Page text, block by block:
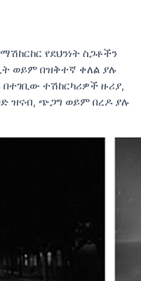
የደህንነት ስጋቶችን
ወይም በዝቅተኛ ቀለል ያሉ
በተገቢው ተሽከርካሪዎች ዙሪያ,
ዝናብ, ጭጋግ ወይም በረዶ ያሉ